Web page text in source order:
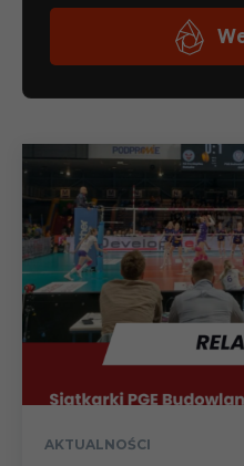
AKTUALNOŚCI